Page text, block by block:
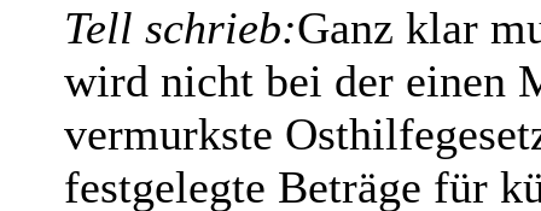
Tell schrieb:Ganz klar
wird nicht bei der einen
vermurkste
festgelegte Beträge für